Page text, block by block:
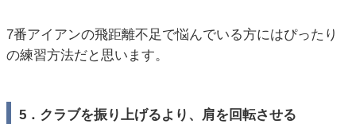
7番アイアンの飛距離不足で悩んでいる方にはぴったり
の練習方法だと思います。
5．クラブを振り上げるより、肩を回転させる